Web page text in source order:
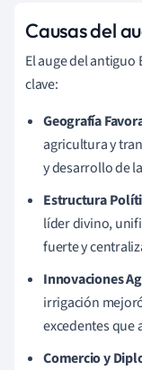
Causas del
El auge del antiguo
clave:
Geografía
agricultura y
y desarrollo de la
Estructura
líder divino,
fuerte y
Innovaciones
irrigación
excedentes que
Comercio y